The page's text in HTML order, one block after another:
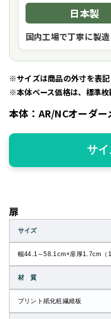
日本製
国内工場で丁寧に製造
※サイズは商品の外寸を表記
※本体ベース価格は、標準枚
本体：AR/NCオーダー
サ
扉
サイズ
幅44.1～58.1cm×扉厚1.7cm（1
材 質
プリント紙化粧繊維板